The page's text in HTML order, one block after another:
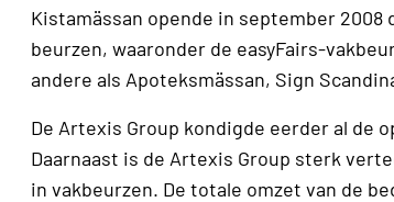
Kistamässan opende in september
beurzen, waaronder de easyFairs-
andere als Apoteksmässan, Sign
De Artexis Group kondigde eerder al de
Daarnaast is de Artexis Group sterk
in vakbeurzen. De totale omzet van de